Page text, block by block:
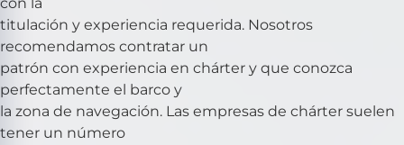
titulación y experiencia requerida. Nosotros
recomendamos contratar un
patrón con experiencia en chárter y que conozca
perfectamente el barco y
la zona de navegación. Las empresas de chárter suelen
tener un número